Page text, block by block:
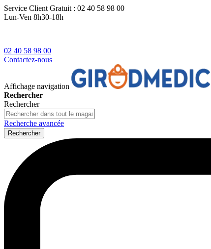
Service Client Gratuit : 02 40 58 98 00
Lun-Ven 8h30-18h
02 40 58 98 00
Contactez-nous
Affichage navigation
Rechercher
Rechercher
Recherche avancée
Rechercher